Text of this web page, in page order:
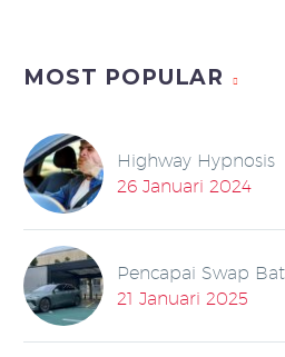
MOST POPULAR
Highway Hypnosis
26 Januari 2024
Pencapai Swap
21 Januari 2025